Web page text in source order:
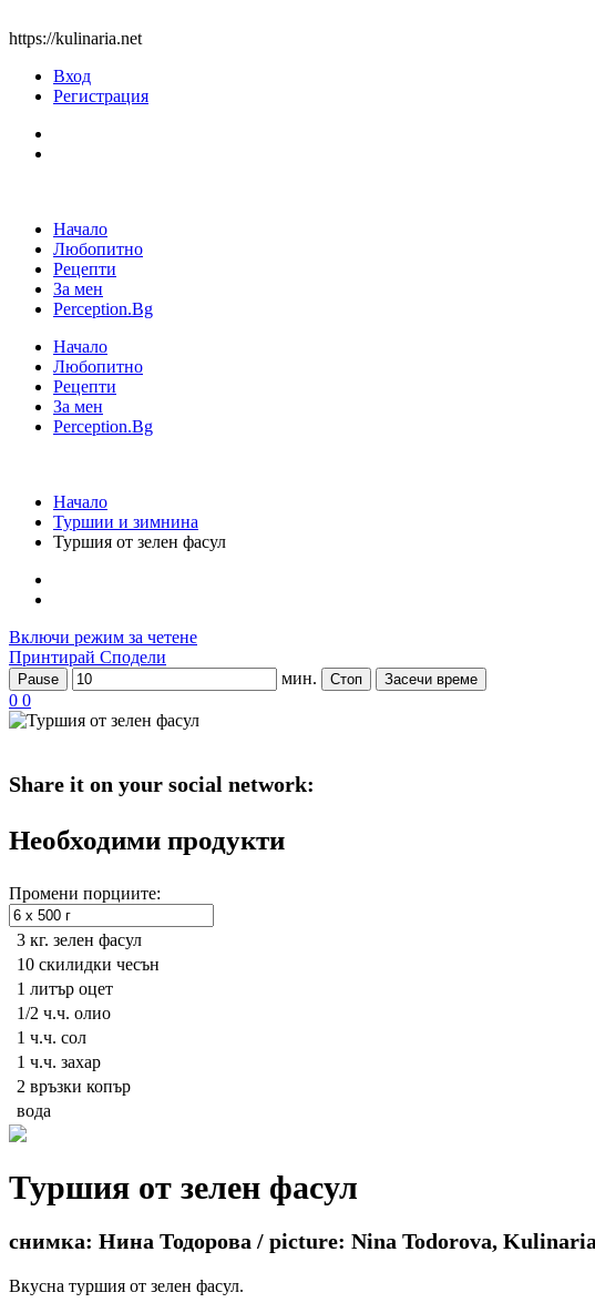
https://kulinaria.net
Вход
Регистрация
Начало
Любопитно
Рецепти
За мен
Perception.Bg
Начало
Любопитно
Рецепти
За мен
Perception.Bg
Начало
Туршии и зимнина
Туршия от зелен фасул
Включи режим за четене
Принтирай Сподели
Pause мин. Стоп Засечи време
0 0
Share it on your social network:
Необходими продукти
Промени порциите:
3 кг. зелен фасул
10 скилидки чесън
1 литър оцет
1/2 ч.ч. олио
1 ч.ч. сол
1 ч.ч. захар
2 връзки копър
вода
Туршия от зелен фасул
снимка: Нина Тодорова / picture: Nina Todorova,
Вкусна туршия от зелен фасул.